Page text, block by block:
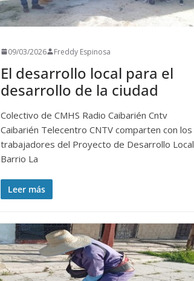
09/03/2026 Freddy Espinosa
El desarrollo local para el
desarrollo de la ciudad
Colectivo de CMHS Radio Caibarién Cntv
Caibarién Telecentro CNTV comparten con los
trabajadores del Proyecto de Desarrollo Local
Barrio La
Leer más